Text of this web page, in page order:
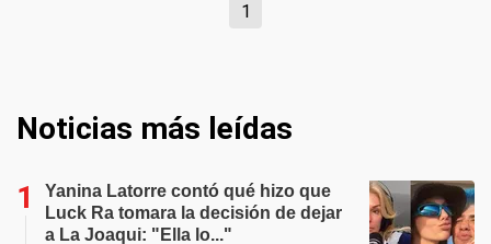
1
Noticias más leídas
Yanina Latorre contó qué hizo que
Luck Ra tomara la decisión de dejar
a La Joaqui: "Ella lo..."